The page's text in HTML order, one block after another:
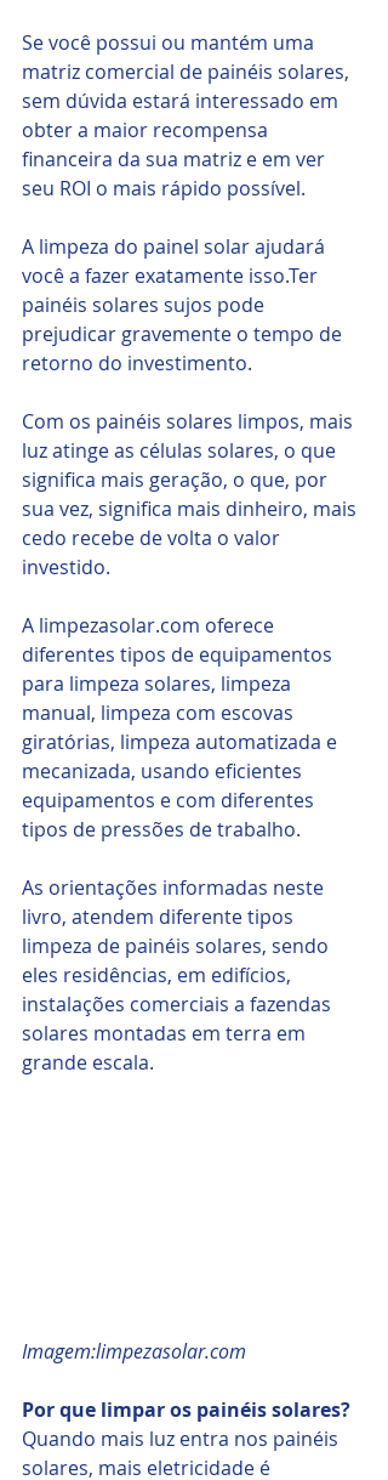
Se você possui ou mantém uma
matriz comercial de painéis solares,
sem dúvida estará interessado em
obter a maior recompensa
financeira da sua matriz e em ver
seu ROI o mais rápido possível.
A limpeza do painel solar ajudará
você a fazer exatamente isso.Ter
painéis solares sujos pode
prejudicar gravemente o tempo de
retorno do investimento.
Com os painéis solares limpos, mais
luz atinge as células solares, o que
significa mais geração, o que, por
sua vez, significa mais dinheiro, mais
cedo recebe de volta o valor
investido.
A limpezasolar.com oferece
diferentes tipos de equipamentos
para limpeza solares, limpeza
manual, limpeza com escovas
giratórias, limpeza automatizada e
mecanizada, usando eficientes
equipamentos e com diferentes
tipos de pressões de trabalho.
As orientações informadas neste
livro, atendem diferente tipos
limpeza de painéis solares, sendo
eles residências, em edifícios,
instalações comerciais a fazendas
solares montadas em terra em
grande escala.
Imagem:limpezasolar.com
Por que limpar os painéis solares?
Quando mais luz entra nos painéis
solares, mais eletricidade é